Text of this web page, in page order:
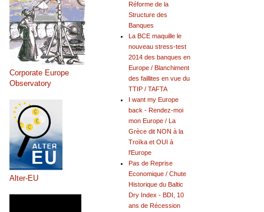
Réforme de la
Structure des
Banques
La BCE maquille le
nouveau stress-test
2014 des banques en
Europe / Blanchiment
des faillites en vue du
TTIP / TAFTA
I want my Europe
back - Rendez-moi
mon Europe / La
Grèce dit NON à la
Troïka et OUI à
l'Europe
Pas de Reprise
Economique / Chute
Historique du Baltic
Dry Index - BDI, 10
ans de Récession
Corporate Europe
Observatory
Alter-EU